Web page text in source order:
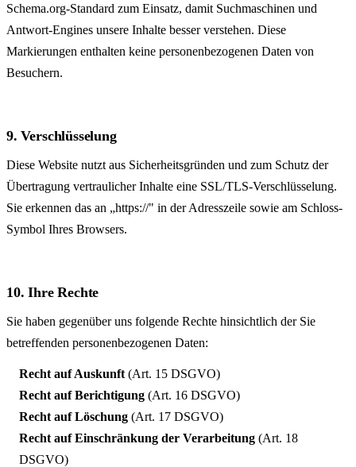
Schema.org-Standard zum Einsatz, damit Such­maschinen und
Antwort-Engines unsere Inhalte besser verstehen. Diese
Markierungen enthalten keine personen­bezogenen Daten von
Besuchern.
9. Verschlüsselung
Diese Website nutzt aus Sicherheits­gründen und zum Schutz der
Übertragung vertraulicher Inhalte eine SSL/TLS-Verschlüsselung.
Sie erkennen das an „https://" in der Adresszeile sowie am Schloss-
Symbol Ihres Browsers.
10. Ihre Rechte
Sie haben gegenüber uns folgende Rechte hinsichtlich der Sie
betreffenden personen­bezogenen Daten:
Recht auf Auskunft (Art. 15 DSGVO)
Recht auf Berichtigung (Art. 16 DSGVO)
Recht auf Löschung (Art. 17 DSGVO)
Recht auf Einschränkung der Verarbeitung (Art. 18
DSGVO)